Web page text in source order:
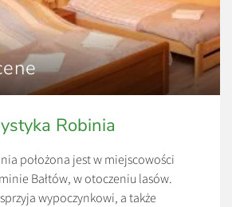
Robinia
położona jest w miejscowości
Bałtów, w otoczeniu lasów.
wypoczynkowi, a także